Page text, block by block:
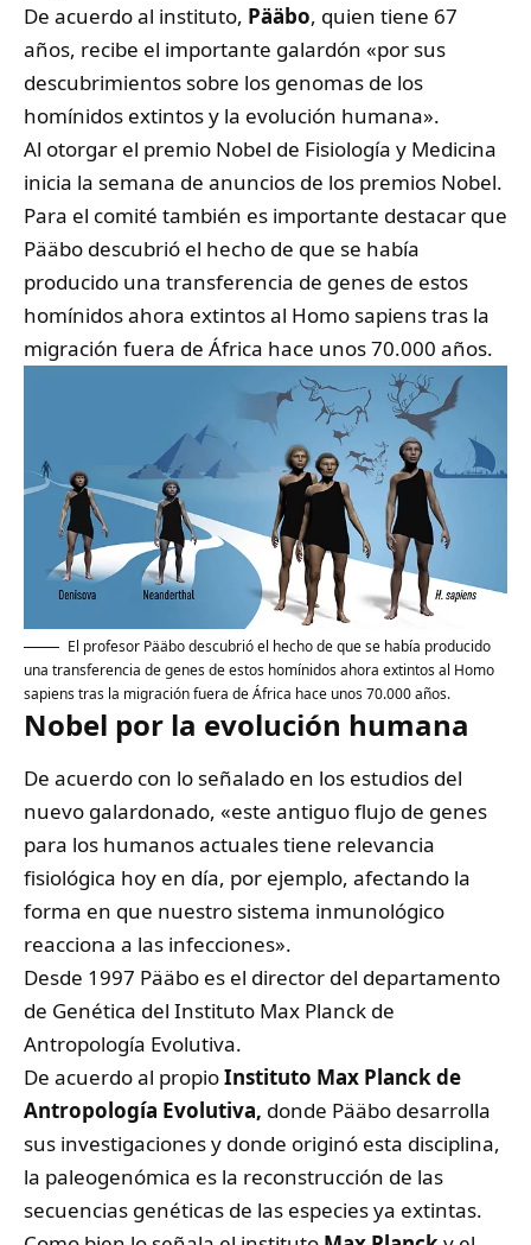
De acuerdo al instituto, Pääbo, quien tiene 67
años, recibe el importante galardón «por sus
descubrimientos sobre los genomas de los
homínidos extintos y la evolución humana».
Al otorgar el premio Nobel de Fisiología y Medicina
inicia la semana de anuncios de los premios Nobel.
Para el comité también es importante destacar que
Pääbo descubrió el hecho de que se había
producido una transferencia de genes de estos
homínidos ahora extintos al Homo sapiens tras la
migración fuera de África hace unos 70.000 años.
El profesor Pääbo descubrió el hecho de que se había producido
una transferencia de genes de estos homínidos ahora extintos al Homo
sapiens tras la migración fuera de África hace unos 70.000 años.
Nobel por la evolución humana
De acuerdo con lo señalado en los estudios del
nuevo galardonado, «este antiguo flujo de genes
para los humanos actuales tiene relevancia
fisiológica hoy en día, por ejemplo, afectando la
forma en que nuestro sistema inmunológico
reacciona a las infecciones».
Desde 1997 Pääbo es el director del departamento
de Genética del Instituto Max Planck de
Antropología Evolutiva.
De acuerdo al propioInstituto Max Planck de
Antropología Evolutiva, donde Pääbo desarrolla
sus investigaciones y donde originó esta disciplina,
la paleogenómica es la reconstrucción de las
secuencias genéticas de las especies ya extintas.